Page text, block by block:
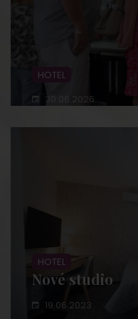
HOTEL
30.06.2026
HOTEL
Nové studio
19.06.2023